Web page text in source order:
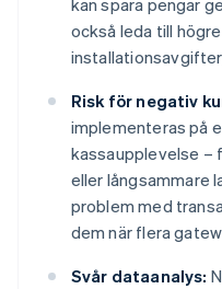
också leda till
Risk för negativ
implementeras på
kassaupplevelse –
eller långsammare
problem med
dem när flera
Svår dataanalys: